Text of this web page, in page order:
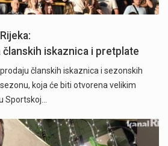
iskaznica i pretplate
članskih iskaznica i sezonskih
koja će biti otvorena velikim
Sportskoj…